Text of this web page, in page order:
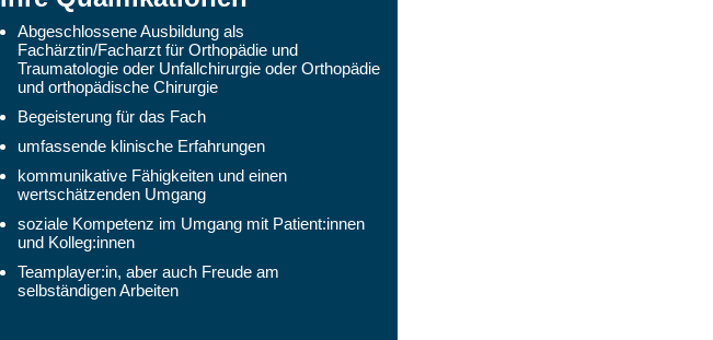
Abgeschlossene Ausbildung als
Fachärztin/Facharzt für Orthopädie und
Traumatologie oder Unfallchirurgie oder Orthopädie
und orthopädische Chirurgie
Begeisterung für das Fach
umfassende klinische Erfahrungen
kommunikative Fähigkeiten und einen
wertschätzenden Umgang
soziale Kompetenz im Umgang mit Patient:innen
und Kolleg:innen
Teamplayer:in, aber auch Freude am
selbständigen Arbeiten